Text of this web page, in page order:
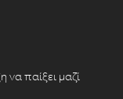
να παίξει μαζί